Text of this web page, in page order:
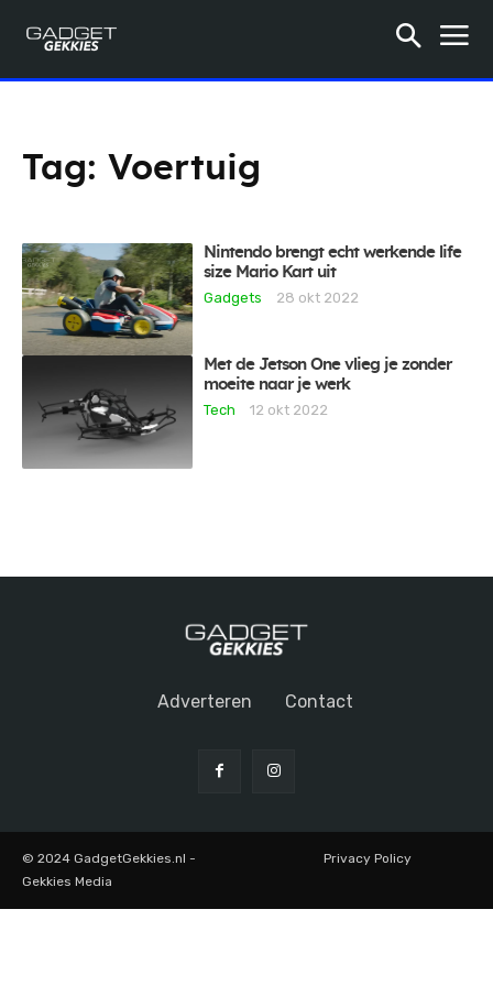
Tag: Voertuig
Nintendo brengt echt werkende life
size Mario Kart uit
Gadgets
28 okt 2022
Met de Jetson One vlieg je zonder
moeite naar je werk
Tech
12 okt 2022
Adverteren Contact
© 2024 GadgetGekkies.nl -
Gekkies Media
Privacy Policy